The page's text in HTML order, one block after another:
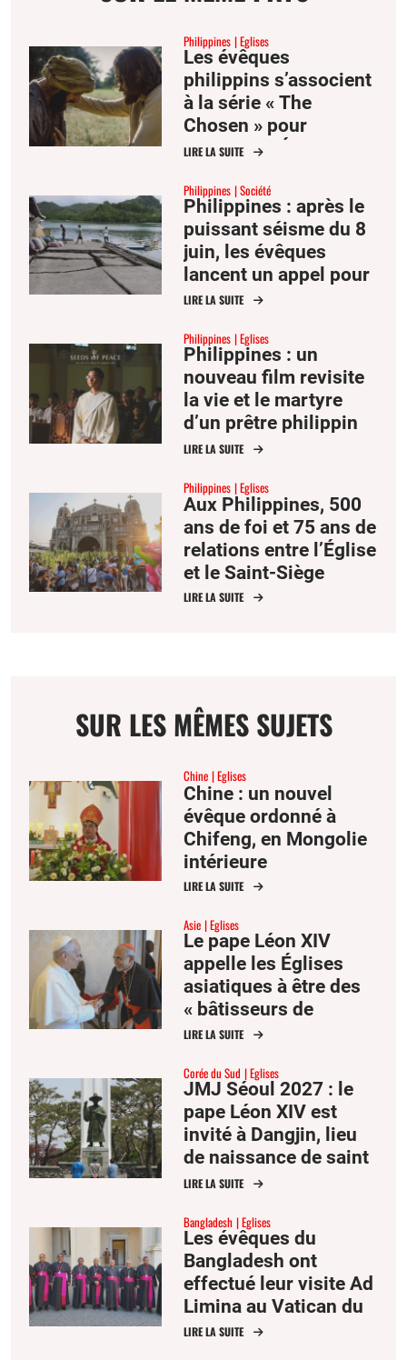
Philippines Eglises
Les évêques
philippins s’associent
à la série « The
Chosen » pour
annoncer l’Évangile
LIRE LA SUITE
Philippines Société
Philippines : après le
puissant séisme du 8
juin, les évêques
lancent un appel pour
les victimes
LIRE LA SUITE
Philippines Eglises
Philippines : un
nouveau film revisite
la vie et le martyre
d’un prêtre philippin
tué en l’an 2000 à
LIRE LA SUITE
Philippines Eglises
Aux Philippines, 500
ans de foi et 75 ans de
relations entre l’Église
et le Saint-Siège
LIRE LA SUITE
SUR LES MÊMES SUJETS
Chine Eglises
Chine : un nouvel
évêque ordonné à
Chifeng, en Mongolie
intérieure
LIRE LA SUITE
Asie Eglises
Le pape Léon XIV
appelle les Églises
asiatiques à être des
« bâtisseurs de
communion »
LIRE LA SUITE
Corée du Sud Eglises
JMJ Séoul 2027 : le
pape Léon XIV est
invité à Dangjin, lieu
de naissance de saint
André Kim
LIRE LA SUITE
Bangladesh Eglises
Les évêques du
Bangladesh ont
effectué leur visite Ad
Limina au Vatican du
22 au 27 juin.
LIRE LA SUITE